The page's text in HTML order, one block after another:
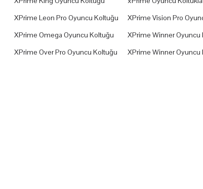
XPrime Leon Pro Oyuncu Koltuğu
XPrime Omega Oyuncu Koltuğu
XPrime Over Pro Oyuncu Koltuğu
XPrime Vision Pro
XPrime Winner Oyuncu
XPrime Winner Oyuncu